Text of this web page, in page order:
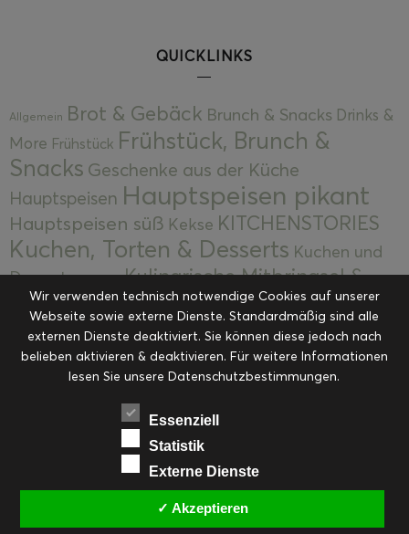
QUICKLINKS
Allgemein Brot & Gebäck Brunch & Snacks Drinks &
More Frühstück Frühstück, Brunch &
Snacks Geschenke aus der Küche
Hauptspeisen Hauptspeisen pikant
Hauptspeisen süß Kekse KITCHENSTORIES
Kuchen, Torten & Desserts Kuchen und
Desserts
Kulinarische Mitbringsel &
Eingemachtes Ohne Kategorie Ostern Resteküche
RezepteSaisonalSliderStartseite
Suppen, Salate & Vorspeisen Vorspeisen &
Vorspeisen, Salate & Suppen
Weihnachten Workshops & Events
PINTEREST
Wir verwenden technisch notwendige Cookies auf unserer
Webseite sowie externe Dienste. Standardmäßig sind alle
externen Dienste deaktiviert. Sie können diese jedoch nach
belieben aktivieren & deaktivieren. Für weitere Informationen
lesen Sie unsere Datenschutzbestimmungen.
Essenziell
Statistik
Externe Dienste
✓ Akzeptieren